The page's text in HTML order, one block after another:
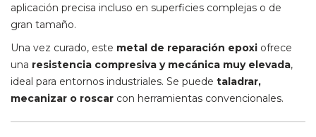
aplicación precisa incluso en superficies complejas o de
gran tamaño.
Una vez curado, este metal de reparación epoxi ofrece
una resistencia compresiva y mecánica muy elevada,
ideal para entornos industriales. Se puede taladrar,
mecanizar o roscar con herramientas convencionales.